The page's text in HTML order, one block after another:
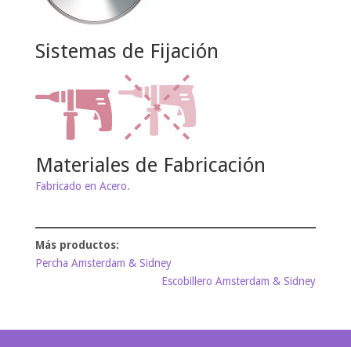
Sistemas de Fijación
Materiales de Fabricación
Fabricado en Acero.
Percha Amsterdam & Sidney
Escobillero Amsterdam & Sidney